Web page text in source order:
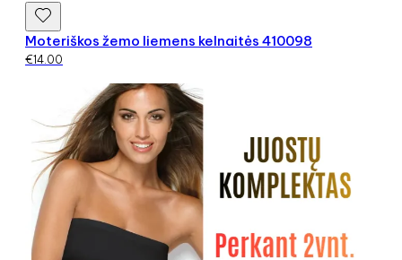
Moteriškos žemo liemens kelnaitės 410098
€14.00